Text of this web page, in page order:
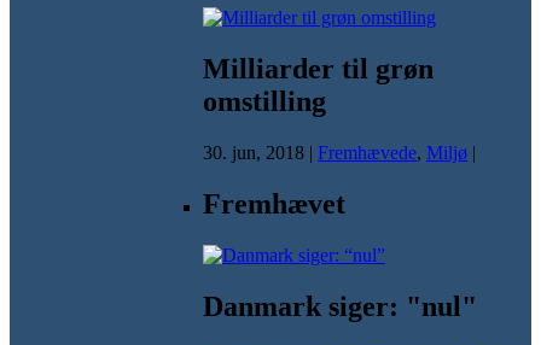
Milliarder til grøn
omstilling
30. jun, 2018 | Fremhævede, Miljø |
Fremhævet
Danmark siger: "nul"